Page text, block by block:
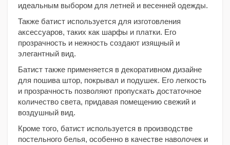
идеальным выбором для летней и весенней одежды.
Также батист используется для изготовления
аксессуаров, таких как шарфы и платки. Его
прозрачность и нежность создают изящный и
элегантный вид.
Батист также применяется в декоративном дизайне
для пошива штор, покрывал и подушек. Его легкость
и прозрачность позволяют пропускать достаточное
количество света, придавая помещению свежий и
воздушный вид.
Кроме того, батист используется в производстве
постельного белья, особенно в качестве наволочек и